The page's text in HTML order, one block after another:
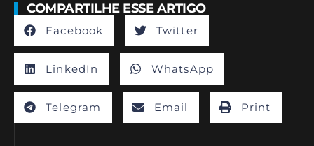
COMPARTILHE ESSE ARTIGO
Facebook Twitter
LinkedIn WhatsApp
Telegram Email Print